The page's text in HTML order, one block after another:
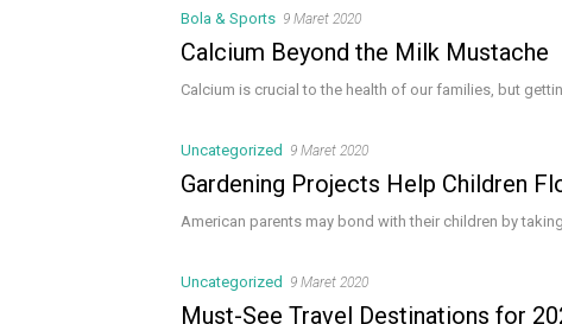
Bola & Sports 9 Maret 2020
Calcium Beyond the Milk Mustache
Calcium is crucial to the health of our families, but
Uncategorized 9 Maret 2020
Gardening Projects Help Children
American parents may bond with their children by
Uncategorized 9 Maret 2020
Must-See Travel Destinations for